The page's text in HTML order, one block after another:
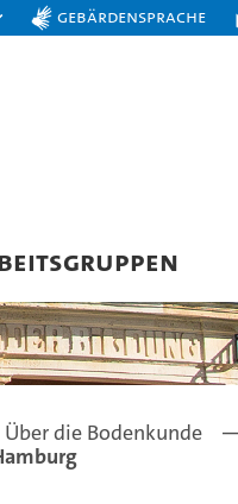
Gebärdensprache
Über die Bodenkunde